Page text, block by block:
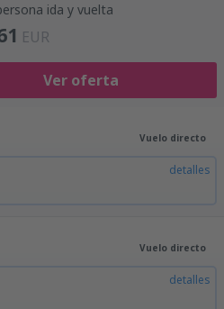
ida y vuelta
EUR
Ver oferta
Vuelo directo
detalles
Vuelo directo
detalles